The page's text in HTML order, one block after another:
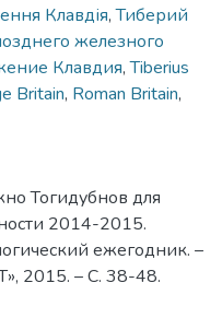
Клавдія,Тиберий
железного
Клавдия,Tiberius
Britain, Roman Britain,
Тогидубнов для
2014-2015.
ежегодник. –
2015. – С. 38-48.